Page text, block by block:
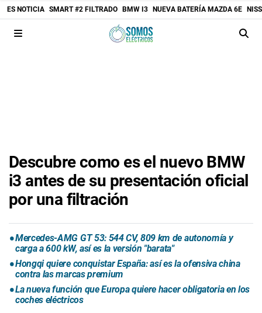
ES NOTICIA SMART #2 FILTRADO BMW I3 NUEVA BATERÍA MAZDA 6E
Descubre como es el nuevo BMW
i3 antes de su presentación oficial
por una filtración
Mercedes-AMG GT 53: 544 CV, 809 km de autonomía y
carga a 600 kW, así es la versión "barata"
Hongqi quiere conquistar España: así es la ofensiva china
contra las marcas premium
La nueva función que Europa quiere hacer obligatoria en los
coches eléctricos